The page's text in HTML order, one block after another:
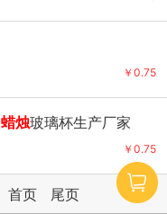
￥0.75
蜡烛玻璃杯生产厂家
￥0.75
首页 尾页